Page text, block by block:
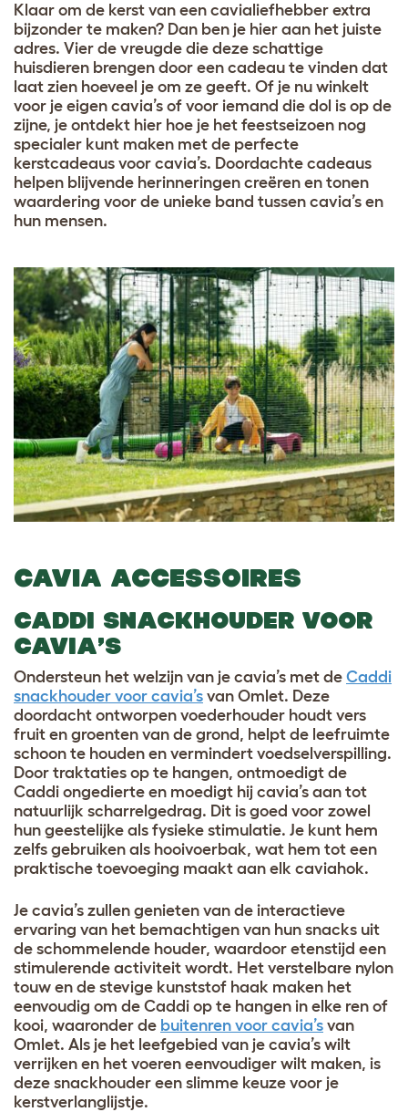
Klaar om de kerst van een cavia­liefhebber extra
bijzonder te maken? Dan ben je hier aan het juiste
adres. Vier de vreugde die deze schattige
huisdieren brengen door een cadeau te vinden dat
laat zien hoeveel je om ze geeft. Of je nu winkelt
voor je eigen cavia’s of voor iemand die dol is op de
zijne, je ontdekt hier hoe je het feestseizoen nog
specialer kunt maken met de perfecte
kerstcadeaus voor cavia’s. Doordachte cadeaus
helpen blijvende herinneringen creëren en tonen
waardering voor de unieke band tussen cavia’s en
hun mensen.
CAVIA ACCESSOIRES
CADDI SNACKHOUDER VOOR
CAVIA’S
Ondersteun het welzijn van je cavia’s met de Caddi
snackhouder voor cavia’s van Omlet. Deze
doordacht ontworpen voederhouder houdt vers
fruit en groenten van de grond, helpt de leefruimte
schoon te houden en vermindert voedselverspilling.
Door traktaties op te hangen, ontmoedigt de
Caddi ongedierte en moedigt hij cavia’s aan tot
natuurlijk scharrelgedrag. Dit is goed voor zowel
hun geestelijke als fysieke stimulatie. Je kunt hem
zelfs gebruiken als hooivoerbak, wat hem tot een
praktische toevoeging maakt aan elk caviahok.
Je cavia’s zullen genieten van de interactieve
ervaring van het bemachtigen van hun snacks uit
de schommelende houder, waardoor etenstijd een
stimulerende activiteit wordt. Het verstelbare nylon
touw en de stevige kunststof haak maken het
eenvoudig om de Caddi op te hangen in elke ren of
kooi, waaronder de buitenren voor cavia’s van
Omlet. Als je het leefgebied van je cavia’s wilt
verrijken en het voeren eenvoudiger wilt maken, is
deze snackhouder een slimme keuze voor je
kerstverlanglijstje.